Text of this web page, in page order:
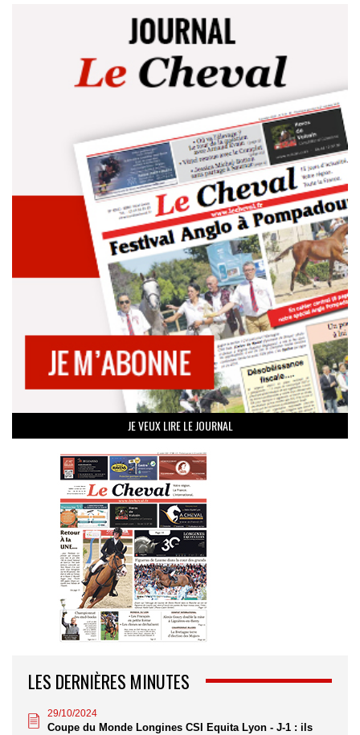
JE VEUX LIRE LE JOURNAL
LES DERNIÈRES MINUTES
29/10/2024
Coupe du Monde Longines CSI Equita Lyon - J-1 : ils